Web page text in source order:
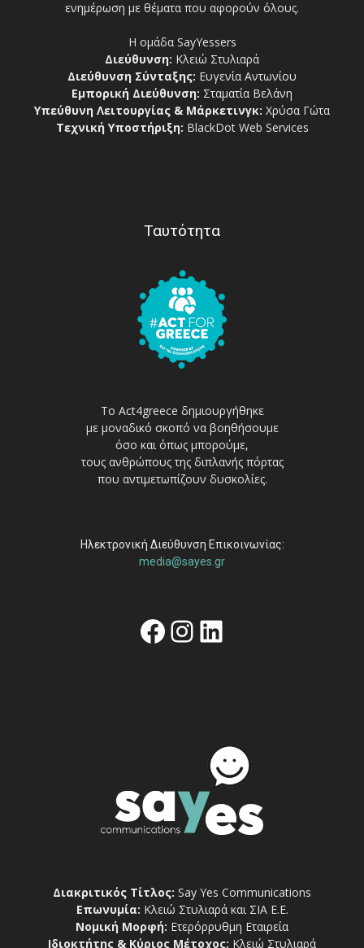
ενημέρωση με θέματα που αφορούν όλους.
Η ομάδα SayYessers
Διεύθυνση: Κλειώ Στυλιαρά
Διεύθυνση Σύνταξης: Ευγενία Αντωνίου
Εμπορική Διεύθυνση: Σταματία Βελάνη
Υπεύθυνη Λειτουργίας & Μάρκετινγκ: Χρύσα Γώτα
Τεχνική Υποστήριξη: BlackDot Web Services
Ταυτότητα
Το Act4greece δημιουργήθηκε
με μοναδικό σκοπό να βοηθήσουμε
όσο και όπως μπορούμε,
τους ανθρώπους της διπλανής πόρτας
που αντιμετωπίζουν δυσκολίες.
Ηλεκτρονική Διεύθυνση Επικοινωνίας:
media@sayes.gr
Facebook
Instagram
Linkedin
Διακριτικός Τίτλος: Say Yes Communications
Επωνυμία: Κλειώ Στυλιαρά και ΣΙΑ Ε.Ε.
Νομική Μορφή: Ετερόρρυθμη Εταιρεία
Ιδιοκτήτης & Κύριος Μέτοχος: Κλειώ Στυλιαρά